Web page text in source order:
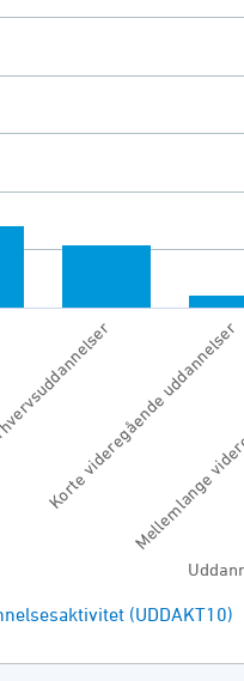
Antal. Range: 0 to
Erhvervsuddannelser
Korte videregående uddannelser
(UDDAKT10)